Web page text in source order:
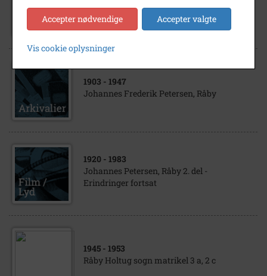
Johannes Pedersen, Råby
1903 - 1947
Johannes Frederik Petersen, Råby
1920 - 1983
Johannes Petersen, Råby 2. del -
Erindringer fortsat
1945 - 1953
Råby Holtug sogn matrikel 3 a, 2 c
Accepter nødvendige Accepter valgte
Vis cookie oplysninger